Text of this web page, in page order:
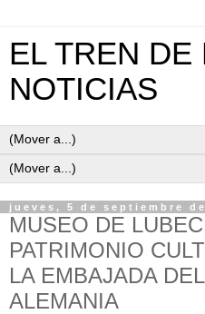
EL TREN DE
NOTICIAS
jueves, 5 de septiembre de
MUSEO DE
PATRIMONIO
LA EMBAJADA
ALEMANIA